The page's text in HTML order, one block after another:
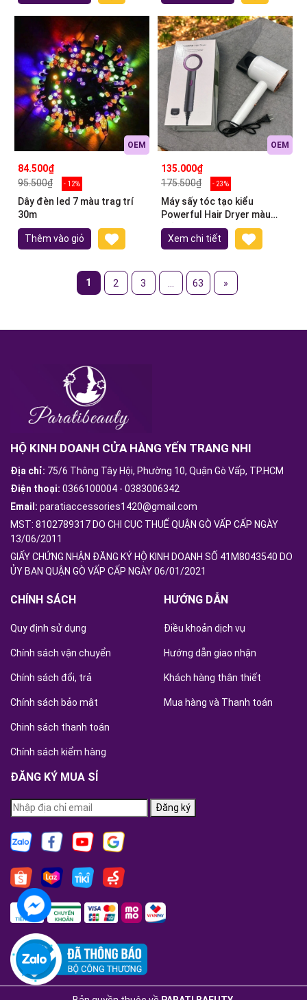
OEM
84.500₫
95.500₫
- 12%
Dây đèn led 7 màu trag trí
30m
Thêm vào giỏ
OEM
135.000₫
175.500₫
- 23%
Máy sấy tóc tạo kiểu
Powerful Hair Dryer màu
trắng
Xem chi tiết
1 2 3 63 »
HỘ KINH DOANH CỬA HÀNG YẾN TRANG NHI
Địa chỉ: 75/6 Thông Tây Hội, Phường 10, Quận Gò Vấp, TP.HCM
Điện thoại: 0366100004 - 0383006342
Email: paratiaccessories1420@gmail.com
MST: 8102789317 DO CHI CỤC THUẾ QUẬN GÒ VẤP CẤP NGÀY
13/06/2011
GIẤY CHỨNG NHẬN ĐĂNG KÝ HỘ KINH DOANH SỐ 41M8043540 DO
ỦY BAN QUẬN GÒ VẤP CẤP NGÀY 06/01/2021
CHÍNH SÁCH
Quy định sử dụng
Chính sách vận chuyển
Chính sách đổi, trả
Chính sách bảo mật
Chinh sách thanh toán
Chính sách kiểm hàng
HƯỚNG DẪN
Điều khoản dịch vụ
Hướng dẫn giao nhận
Khách hàng thân thiết
Mua hàng và Thanh toán
ĐĂNG KÝ MUA SỈ
Đăng ký